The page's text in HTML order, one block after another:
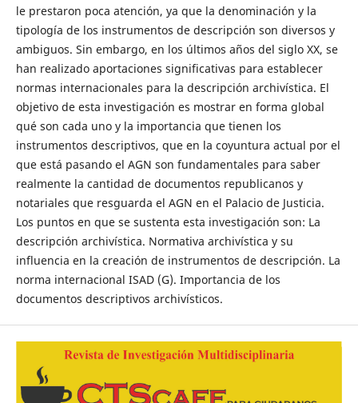
le prestaron poca atención, ya que la denominación y la
tipología de los instrumentos de descripción son diversos y
ambiguos. Sin embargo, en los últimos años del siglo XX, se
han realizado aportaciones significativas para establecer
normas internacionales para la descripción archivística. El
objetivo de esta investigación es mostrar en forma global
qué son cada uno y la importancia que tienen los
instrumentos descriptivos, que en la coyuntura actual por el
que está pasando el AGN son fundamentales para saber
realmente la cantidad de documentos republicanos y
notariales que resguarda el AGN en el Palacio de Justicia.
Los puntos en que se sustenta esta investigación son: La
descripción archivística. Normativa archivística y su
influencia en la creación de instrumentos de descripción. La
norma internacional ISAD (G). Importancia de los
documentos descriptivos archivísticos.